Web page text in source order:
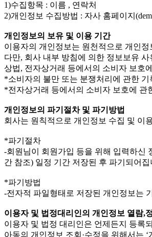
1)수집항목 : 이름 , 연락처
2)개인정보 수집방법 : 자사 홈페이지
개인정보의 보유 및 이용 기간
이용자의 개인정보는 원천적으로 개인
다만, 회사 내부 방침에 의한 정보보유
상법, 전자상거래 등에서의 소비자 보호
*소비자의 불만 또는 분쟁처리에 관한 기
*전자상거래 등에서의 소비자 보호에 관
개인정보의 파기절차 및 파기방법
회사는 원칙적으로 개인정보 수집 및 이
*파기절차
-회원님이 회원가입 등을 위해 입력하신
간 참조) 일정 기간 저장된 후 파기되어
*파기방법
-전자적 파일형태로 저장된 개인정보는
이용자 및 법정대리인의 개인정보 열람,
이용자 및 법정 대리인은 언제든지 등록
아동의 개인정보 조회·수정을 위해서는